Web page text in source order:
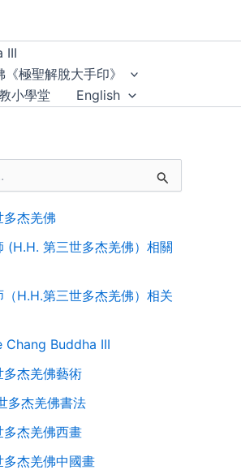
III
極聖解脫大手印》
小學堂 English
多杰羌佛
(H.H. 第三世多杰羌佛）相關
（H.H.第三世多杰羌佛）相关
Chang Buddha III
多杰羌佛藝術
多杰羌佛書法
多杰羌佛西畫
多杰羌佛中國畫